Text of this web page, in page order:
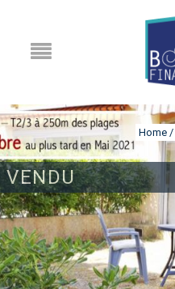
VENDU
Home /
ANNONCE